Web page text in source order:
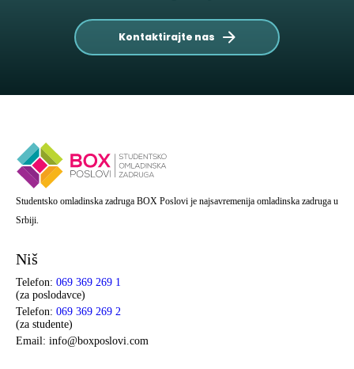
Kontaktirajte nas
Studentsko omladinska zadruga BOX Poslovi je najsavremenija omladinska zadruga u
Srbiji.
Niš
Telefon: 069 369 269 1
(za poslodavce)
Telefon: 069 369 269 2
(za studente)
Email: info@boxposlovi.com